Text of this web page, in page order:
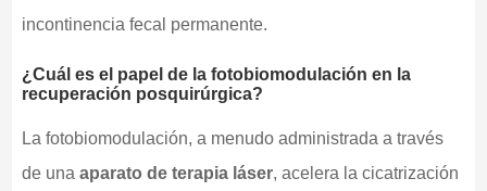
incontinencia fecal permanente.
¿Cuál es el papel de la fotobiomodulación en la
recuperación posquirúrgica?
La fotobiomodulación, a menudo administrada a través
de una aparato de terapia láser, acelera la cicatrización